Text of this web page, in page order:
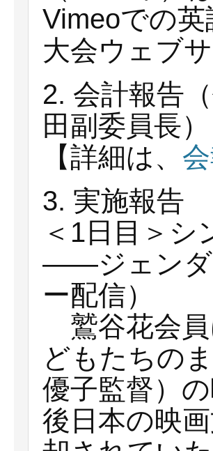
Vimeoでの
大会ウェブ
2. 会計報告
田副委員長）
【詳細は、
3. 実施報告
＜1日目＞
——ジェンダ
ー配信）
鷲谷花会員
どもたちの
優子監督）
後日本の映